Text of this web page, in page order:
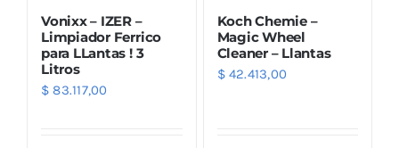
Vonixx – IZER –
Limpiador Ferrico
para LLantas ! 3
Litros
$ 83.117,00
Koch Chemie –
Magic Wheel
Cleaner – Llantas
$42.413,00